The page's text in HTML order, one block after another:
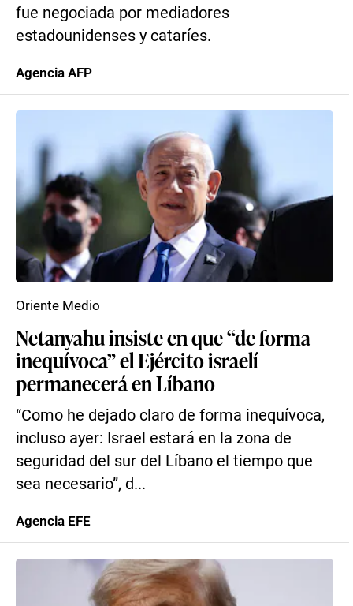
fue negociada por mediadores
estadounidenses y cataríes.
Agencia AFP
Netanyahu insiste en que “de forma
inequívoca” el Ejército israelí
permanecerá en Líbano
“Como he dejado claro de forma inequívoca,
incluso ayer: Israel estará en la zona de
seguridad del sur del Líbano el tiempo que
sea necesario”, d...
Oriente Medio
Agencia EFE